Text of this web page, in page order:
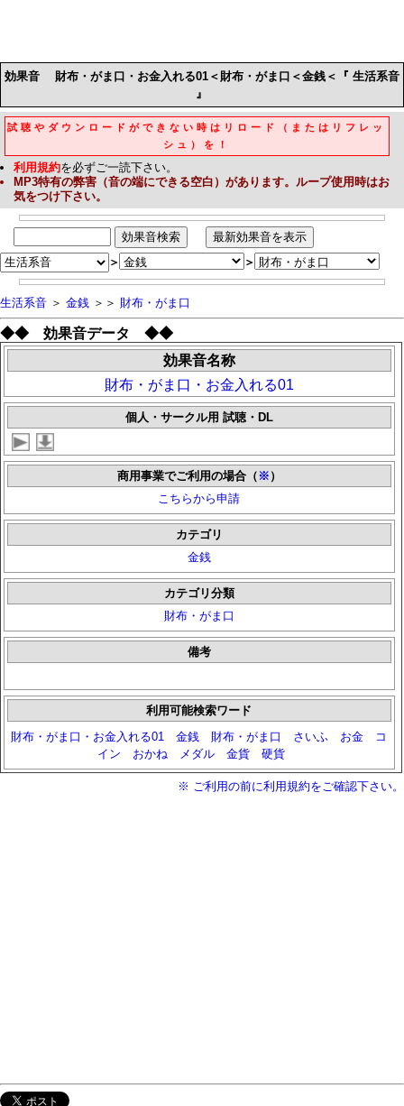
効果音財布・がま口・お金入れる01＜財布・がま口＜金銭＜『 生活系音
』
試聴やダウンロードができない時はリロード（またはリフレッ
シュ）を！
利用規約を必ずご一読下さい。
MP3特有の弊害（音の端にできる空白）があります。ループ使用時はお
気をつけ下さい。
＞ ＞
生活系音 ＞ 金銭 ＞＞ 財布・がま口
◆◆ 効果音データ ◆◆
効果音名称
財布・がま口・お金入れる01
個人・サークル用 試聴・DL
商用事業でご利用の場合（ ※ ）
こちらから申請
カテゴリ
金銭
カテゴリ分類
財布・がま口
備考
利用可能検索ワード
財布・がま口・お金入れる01
金銭 財布・がま口 さいふ お金
コ
イン
おかね メダル 金貨 硬貨
※ ご利用の前に利用規約をご確認下さい。